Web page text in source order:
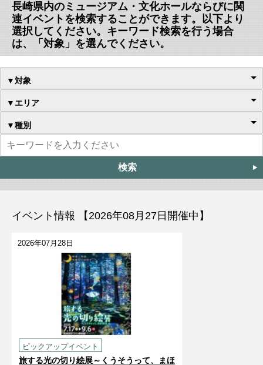
長崎県内のミュージアム・文化ホールならびに関
連イベントを検索することができます。以下より
選択してください。キーワード検索を行う場合
は、「対象」を選んでください。
▼対象
▼エリア
▼種別
イベント情報 【2026年08月27日開催中】
2026年07月28日
ピックアップイベント
旅する光の切り絵展～くうそうって、まほ